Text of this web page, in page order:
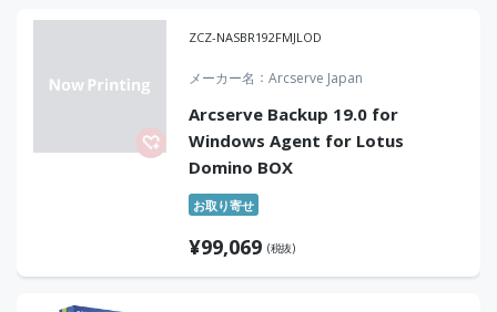
ZCZ-NASBR192FMJLOD
メーカー名 Arcserve Japan
Arcserve Backup 19.0 for
Windows Agent for Lotus
Domino BOX
お取り寄せ
¥99,069 (税抜)